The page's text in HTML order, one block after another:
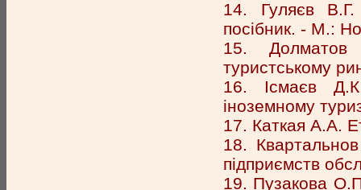
14. Гуляєв В.Г.
посібник. - М.:
15. Долматов
туристському
16. Ісмаєв
іноземному
17. Каткая А.А.
18.
підприємств
19. Пузакова